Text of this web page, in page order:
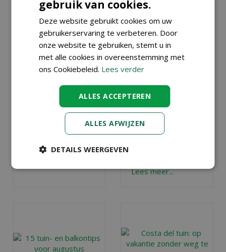
VAKANTIETIPS
KAMERPLANTEN
Gepubliceerd op6
augustus 2026
Hoe houd je je
kamerplanten
vakantie gaat
? Wij
geven tips!
Lees meer...
VAKANTIETIPS
EIGEN TUIN
Gepubliceerd op
augustus 2026
Ga je deze zomer
niet op vakantie?
eigen tuin of op
eigen balkon of
(dak)terras een
heerlijk
vakantieparadijsje
Lees meer...
gebruik van cookies.
Deze website gebruikt cookies om uw
gebruikerservaring te verbeteren. Door
onze website te gebruiken, stemt u in
met alle cookies in overeenstemming met
ons Cookiebeleid. Lees verder
ALLES ACCEPTEREN
ALLES AFWIJZEN
DETAILS WEERGEVEN